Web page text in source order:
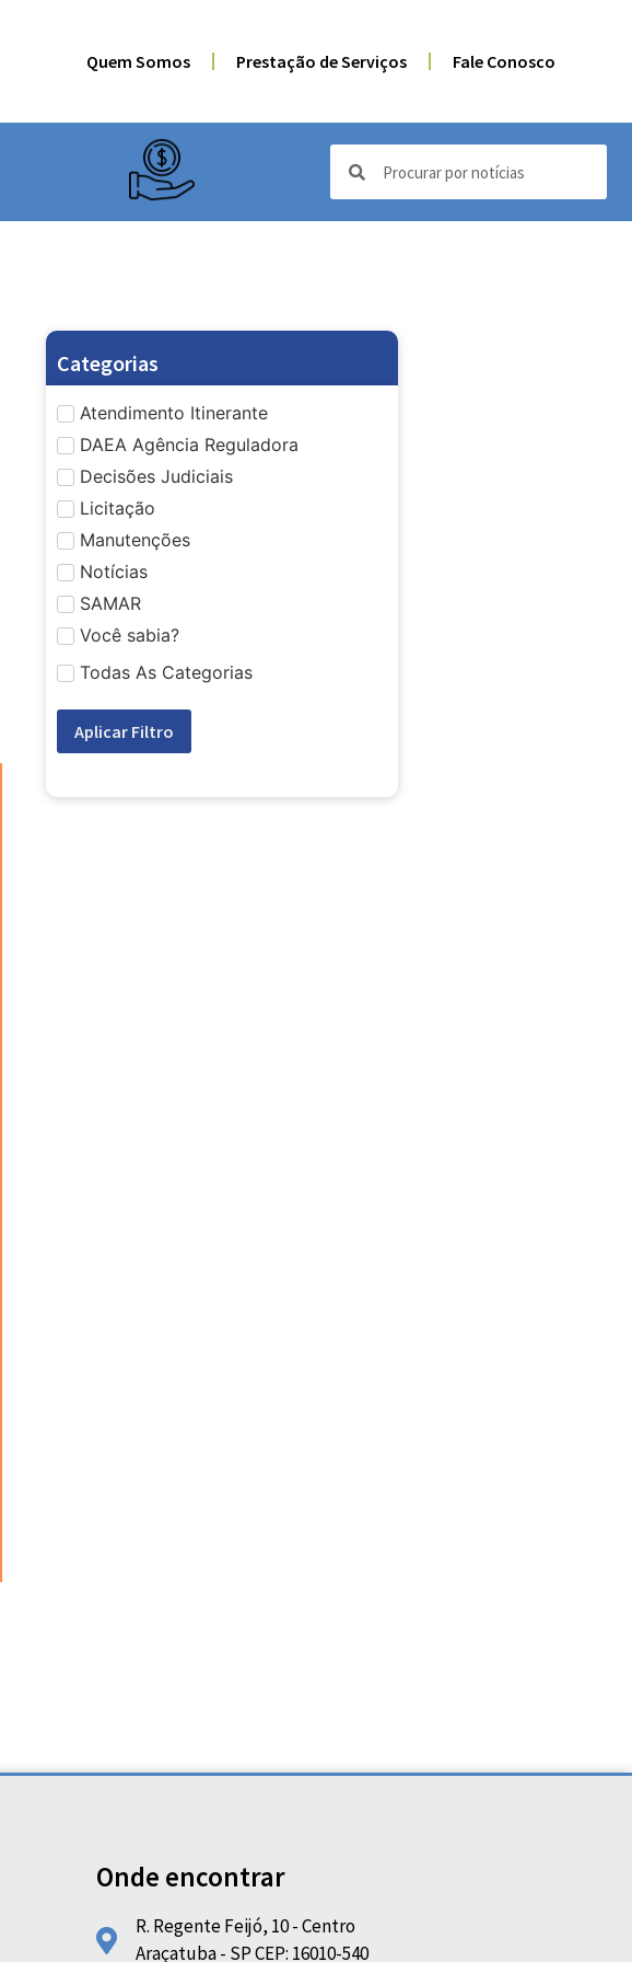
Quem Somos Prestação de Serviços Fale Conosco
Categorias
Atendimento Itinerante
DAEA Agência Reguladora
Decisões Judiciais
Licitação
Manutenções
Notícias
SAMAR
Você sabia?
Todas As Categorias
Aplicar Filtro
Onde encontrar
R. Regente Feijó, 10 - Centro
Araçatuba - SP CEP: 16010-540